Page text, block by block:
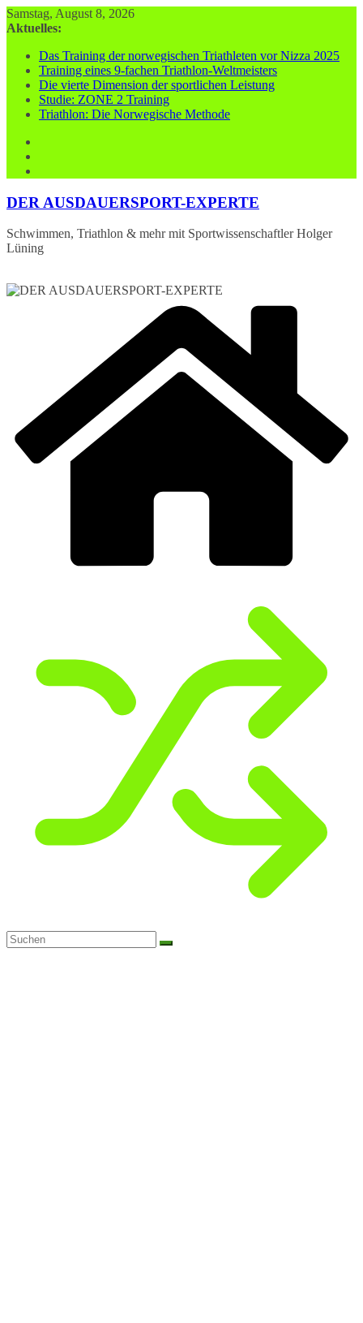
Zum
Inhalt
Samstag, August 8, 2026
Aktuelles:
Das Training der norwegischen Triathleten vor Nizza 2025
Training eines 9-fachen Triathlon-Weltmeisters
Die vierte Dimension der sportlichen Leistung
Studie: ZONE 2 Training
Triathlon: Die Norwegische Methode
DER AUSDAUERSPORT-EXPERTE
Schwimmen, Triathlon & mehr mit Sportwissenschaftler Holger
Lüning